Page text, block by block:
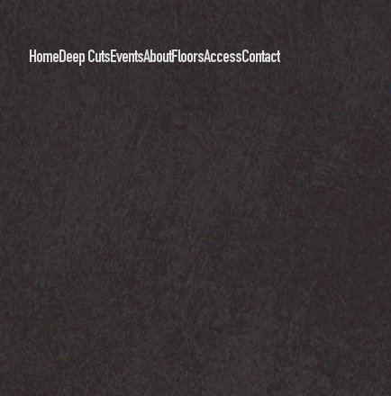
HomeDeep CutsEventsAboutFloorsAccessContact